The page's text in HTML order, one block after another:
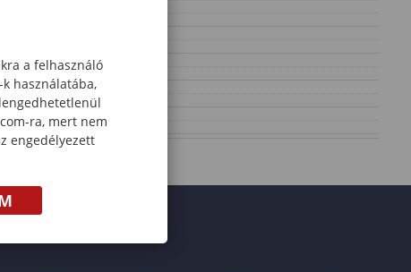
a felhasználó
használatába,
ra, mert nem
engedélyezett